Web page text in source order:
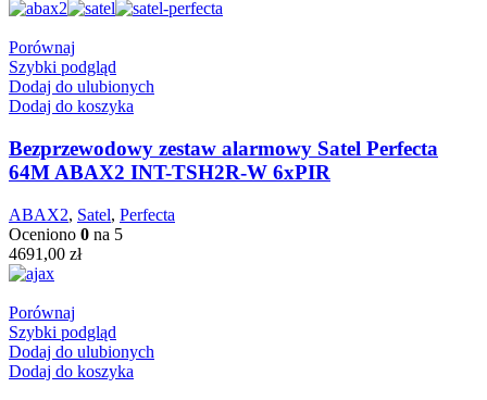
Porównaj
Szybki podgląd
Dodaj do ulubionych
Dodaj do koszyka
Bezprzewodowy zestaw alarmowy Satel Perfecta
64M ABAX2 INT-TSH2R-W 6xPIR
ABAX2, Satel, Perfecta
Oceniono 0 na 5
4691,00 zł
Porównaj
Szybki podgląd
Dodaj do ulubionych
Dodaj do koszyka